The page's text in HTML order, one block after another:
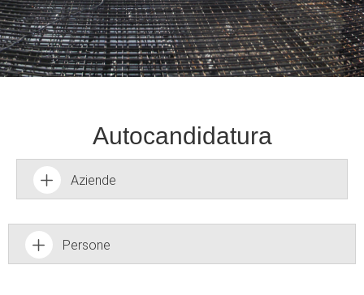
Autocandidatura
Aziende
Persone